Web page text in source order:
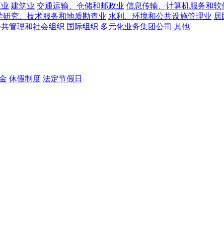
建筑业 交通运输、仓储和邮政业 信息传输、计算机服务和软
研究、技术服务和地质勘查业 水利、环境和公共设施管理业 居
管理和社会组织 国际组织 多元化业务集团公司 其他
休假制度 法定节假日